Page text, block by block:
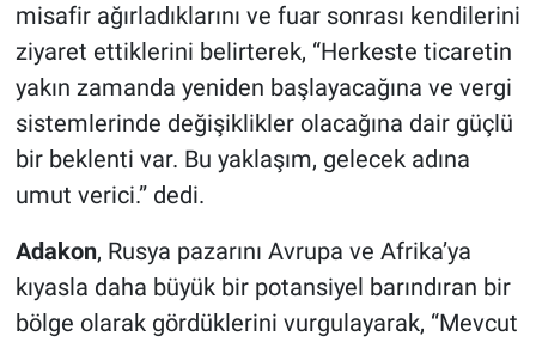
misafir ağırladıklarını ve fuar sonrası kendilerini
ziyaret ettiklerini belirterek, “Herkeste ticaretin
yakın zamanda yeniden başlayacağına ve vergi
sistemlerinde değişiklikler olacağına dair güçlü
bir beklenti var. Bu yaklaşım, gelecek adına
umut verici.” dedi.
Adakon, Rusya pazarını Avrupa ve Afrika’ya
kıyasla daha büyük bir potansiyel barındıran bir
bölge olarak gördüklerini vurgulayarak, “Mevcut